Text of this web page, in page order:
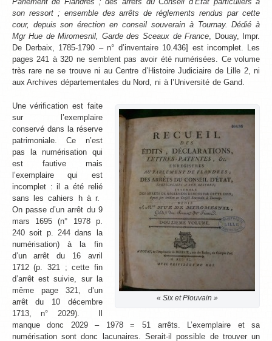
son ressort ; ensemble des arrêts de réglements rendus par cette
cour, depuis son érection en conseil souverain à Tournay. Dédié à
Mgr Hue de Miromesnil, Garde des Sceaux de France, Douay, Impr.
De Derbaix, 1785-1790 – n° d’inventaire 10.436] est incomplet. Les
pages 241 à 320 ne semblent pas avoir été numérisées. Ce volume
très rare ne se trouve ni au Centre d’Histoire Judiciaire de Lille 2, ni
aux Archives départementales du Nord, ni à l’Université de Gand.
« Six et Plouvain »
Une vérification est faite
sur l’exemplaire
conservé dans la réserve
patrimoniale. Ce n’est
pas la numérisation qui
est fautive mais
l’exemplaire qui est
incomplet : il a été relié
sans les cahiers h à r.
On passe d’un arrêt du 9
mars 1695 (n° 1978 p.
240 soit p. 244 dans la
numérisation) à la fin
d’un arrêt du 16 avril
1712 (p. 321 ; cette fin
d’arrêt est suivie, sur la
même page 321, d’un
arrêt du 10 décembre
1713, n° 2029). Il
manque donc 2029 – 1978 = 51 arrêts. L’exemplaire et sa
numérisation sont donc lacunaires. Serait-il possible de trouver un